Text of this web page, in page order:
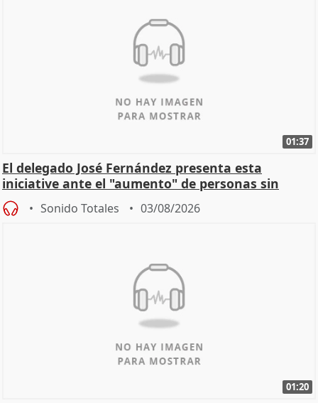
01:37
El delegado José Fernández presenta esta
iniciative ante el "aumento" de personas sin
hogar en Madri
Sonido Totales 03/08/2026
01:20